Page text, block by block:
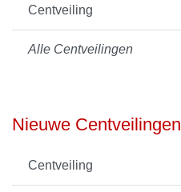
Centveiling
Alle Centveilingen
Nieuwe Centveilingen
Centveiling